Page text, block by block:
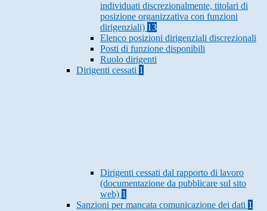
individuati discrezionalmente, titolari di
posizione organizzativa con funzioni
dirigenziali) 13
Elenco posizioni dirigenziali discrezionali
Posti di funzione disponibili
Ruolo dirigenti
Dirigenti cessati 1
Dirigenti cessati dal rapporto di lavoro
(documentazione da pubblicare sul sito
web) 1
Sanzioni per mancata comunicazione dei dati 1